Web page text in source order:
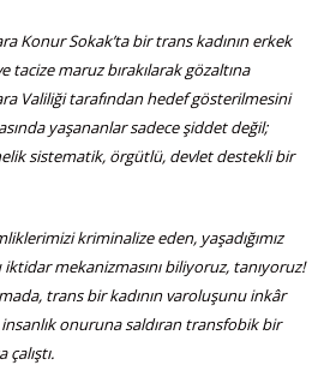
Konur Sokak’ta bir trans kadının erkek
tacize maruz bırakılarak gözaltına
Valiliği tarafından hedef gösterilmesini
yaşananlar sadece şiddet değil;
sistematik, örgütlü, devlet destekli bir
kriminalize eden, yaşadığımız
mekanizmasını biliyoruz, tanıyoruz!
trans bir kadının varoluşunu inkâr
onuruna saldıran transfobik bir